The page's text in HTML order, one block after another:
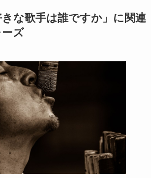
きな歌手は誰ですか」に関連
ズ